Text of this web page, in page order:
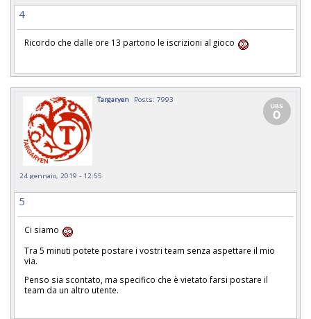
4
Ricordo che dalle ore 13 partono le iscrizioni al gioco
Targaryen Posts: 7993
24 gennaio, 2019 - 12:55
5
Ci siamo
Tra 5 minuti potete postare i vostri team senza aspettare il mio
via.
Penso sia scontato, ma specifico che è vietato farsi postare il
team da un altro utente.